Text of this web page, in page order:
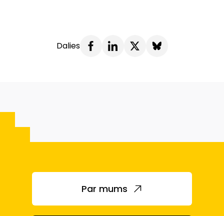
Dalies
Par mums